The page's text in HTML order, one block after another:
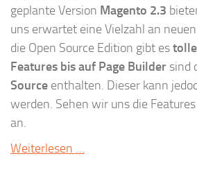
geplante Version Magento 2.3
uns erwartet eine Vielzahl an
die Open Source Edition gibt es
Features bis auf Page Builder sind
Source enthalten. Dieser kann
werden. Sehen wir uns die
an.
Weiterlesen …